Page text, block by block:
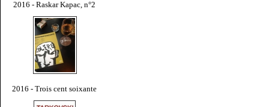
2016 - Raskar Kapac, n°2
2016 - Trois cent soixante